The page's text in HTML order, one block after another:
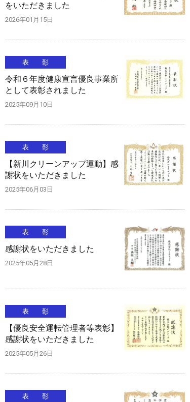
をいただきました
2026年01月15日
表 彰
令和６年度健康宣言優良事業所
として表彰されました
2025年09月10日
表 彰
【新川クリーンアップ運動】感
謝状をいただきました
2025年06月03日
表 彰
感謝状をいただきました
2025年05月28日
表 彰
【優良安全運転管理者等表彰】
感謝状をいただきました
2025年05月26日
表 彰